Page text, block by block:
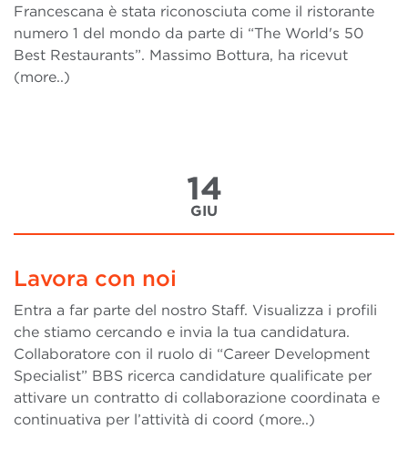
Francescana è stata riconosciuta come il ristorante
numero 1 del mondo da parte di “The World's 50
Best Restaurants”. Massimo Bottura, ha ricevut
(more..)
14
GIU
Lavora con noi
Entra a far parte del nostro Staff. Visualizza i profili
che stiamo cercando e invia la tua candidatura.
Collaboratore con il ruolo di “Career Development
Specialist” BBS ricerca candidature qualificate per
attivare un contratto di collaborazione coordinata e
continuativa per l’attività di coord (more..)